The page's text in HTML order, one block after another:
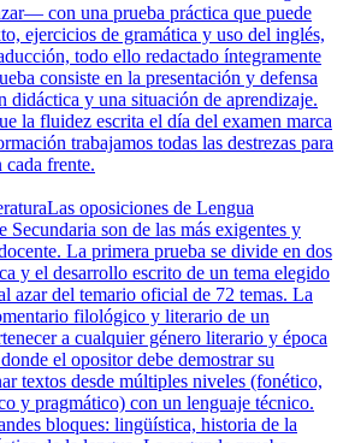
con una prueba práctica que puede
ejercicios de gramática y uso del inglés,
todo ello redactado íntegramente
consiste en la presentación y defensa
didáctica y una situación de aprendizaje.
la fluidez escrita el día del examen marca
trabajamos todas las destrezas para
cada frente.
Las oposiciones de Lengua
Secundaria son de las más exigentes y
La primera prueba se divide en dos
y el desarrollo escrito de un tema elegido
azar del temario oficial de 72 temas. La
filológico y literario de un
a cualquier género literario y época
el opositor debe demostrar su
textos desde múltiples niveles (fonético,
y pragmático) con un lenguaje técnico.
bloques: lingüística, historia de la